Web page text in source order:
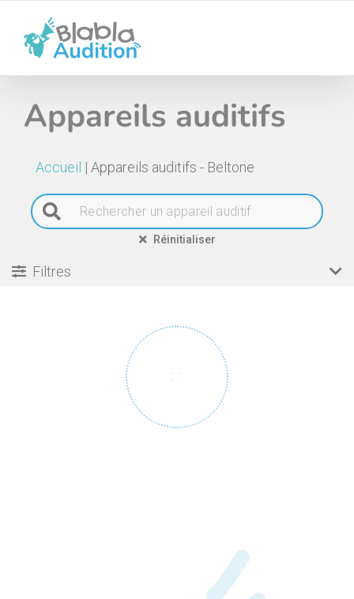
contenu
Appareils auditifs
Accueil | Appareils auditifs - Beltone
Réinitialiser
Filtres